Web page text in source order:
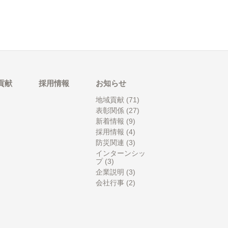
献 採用情報 お知らせ
地域貢献(71)
表彰関係(27)
新着情報 (9)
採用情報 (4)
防災関連 (3)
インターンシッ
プ(3)
企業説明 (3)
会社行事(2)